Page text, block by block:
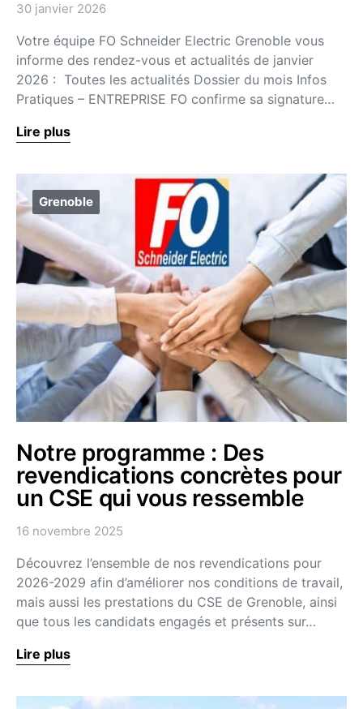
30 janvier 2026
Votre équipe FO Schneider Electric Grenoble vous
informe des rendez-vous et actualités de janvier
2026 : Toutes les actualités Dossier du mois Infos
Pratiques – ENTREPRISE FO confirme sa signature…
Lire plus
Grenoble
Notre programme : Des
revendications concrètes pour
un CSE qui vous ressemble
16 novembre 2025
Découvrez l’ensemble de nos revendications pour
2026-2029 afin d’améliorer nos conditions de travail,
mais aussi les prestations du CSE de Grenoble, ainsi
que tous les candidats engagés et présents sur…
Lire plus